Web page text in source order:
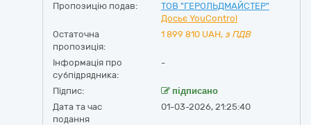
Пропозицію подав:
ТОВ "ГЕРОЛЬДМАЙСТЕР"
Досьє YouControl
Остаточна
пропозиція:
1 899 810 UAH, з ПДВ
Інформація про
субпідрядника:
-
Підпис:
підписано
Дата та час
подання
01-03-2026, 21:25:40